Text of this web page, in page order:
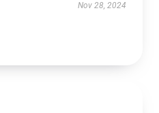
Nov 28, 2024